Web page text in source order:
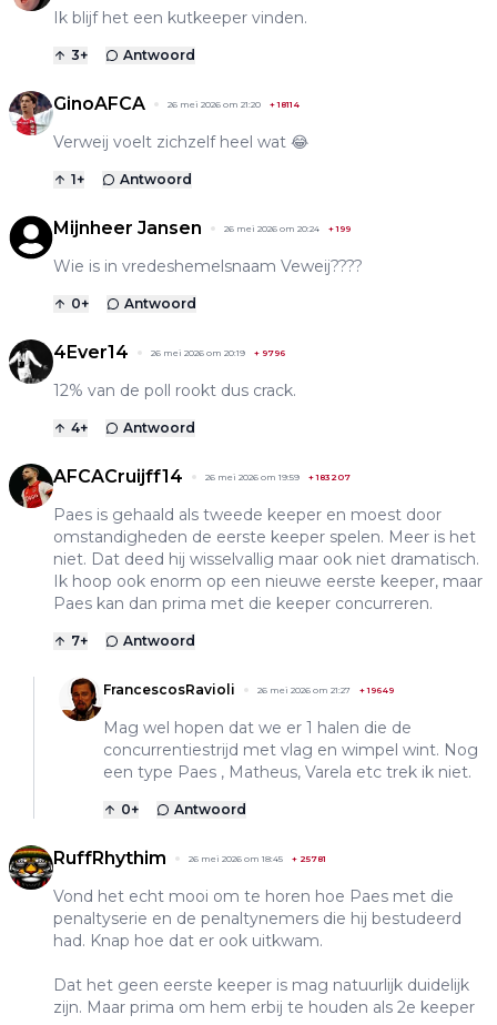
Ik blijf het een kutkeeper vinden.
3+ Antwoord
GinoAFCA 26 mei 2026 om 21:20 +18114
Verweij voelt zichzelf heel wat 😂
1+ Antwoord
Mijnheer Jansen 26 mei 2026 om 20:24 +199
Wie is in vredeshemelsnaam Veweij????
0+ Antwoord
4Ever14 26 mei 2026 om 20:19 + 9796
12% van de poll rookt dus crack.
4+ Antwoord
AFCACruijff14 26 mei 2026 om 19:59 +183207
Paes is gehaald als tweede keeper en moest door
omstandigheden de eerste keeper spelen. Meer is het
niet. Dat deed hij wisselvallig maar ook niet dramatisch.
Ik hoop ook enorm op een nieuwe eerste keeper, maar
Paes kan dan prima met die keeper concurreren.
7+ Antwoord
FrancescosRavioli 26 mei 2026 om 21:27 +19649
Mag wel hopen dat we er 1 halen die de
concurrentiestrijd met vlag en wimpel wint. Nog
een type Paes , Matheus, Varela etc trek ik niet.
0+ Antwoord
RuffRhythim 26 mei 2026 om 18:45 + 25781
Vond het echt mooi om te horen hoe Paes met die
penaltyserie en de penaltynemers die hij bestudeerd
had. Knap hoe dat er ook uitkwam.
Dat het geen eerste keeper is mag natuurlijk duidelijk
zijn. Maar prima om hem erbij te houden als 2e keeper